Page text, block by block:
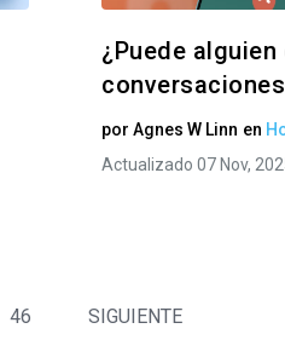
¿Puede
porAgnes W Linn en
Actualizado 07 Nov,
46 SIGUIENTE